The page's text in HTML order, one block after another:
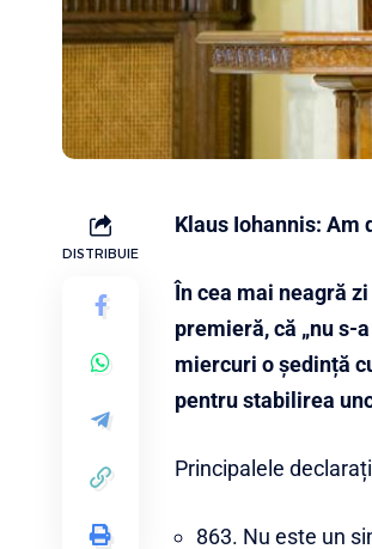
DISTRIBUIE
Klaus Iohannis:
În cea mai neagră
premieră, că „nu s-
miercuri o ședință
pentru stabilirea
Principalele
863. Nu este un